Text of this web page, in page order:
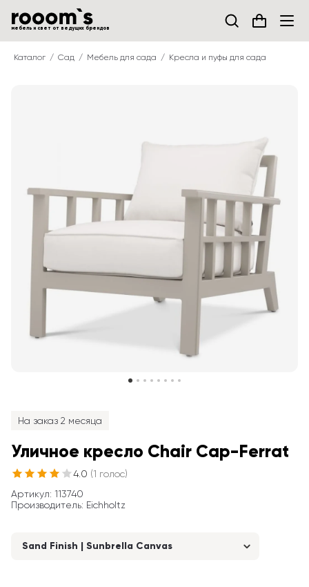
мебель и свет от ведущих брендов
Каталог Сад Мебель для сада Кресла и пуфы для сада
На заказ 2 месяца
Уличное кресло Chair Cap-Ferrat
4.0 (1 голос)
Артикул: 113740
Производитель: Eichholtz
Sand Finish | Sunbrella Canvas